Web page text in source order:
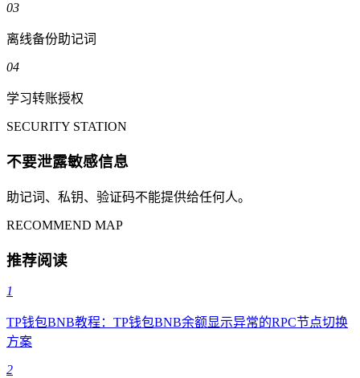
03
离线备份助记词
04
学习转账授权
SECURITY STATION
不要泄露敏感信息
助记词、私钥、验证码不能提供给任何人。
RECOMMEND MAP
推荐阅读
1
TP钱包BNB教程：TP钱包BNB余额显示异常的RPC节点切换
方案
2